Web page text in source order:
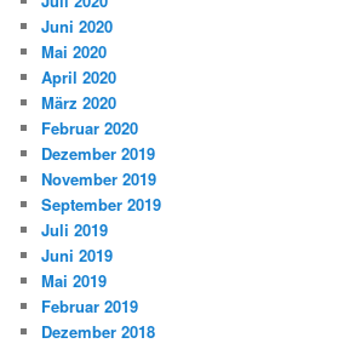
Juni 2020
Mai 2020
April 2020
März 2020
Februar 2020
Dezember 2019
November 2019
September 2019
Juli 2019
Juni 2019
Mai 2019
Februar 2019
Dezember 2018